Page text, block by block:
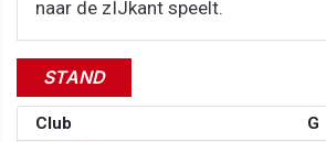
naar de zIJkant speelt.
STAND
Club G